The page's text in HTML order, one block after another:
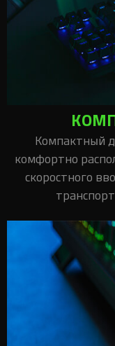
Компактный
комфортно
скоростного